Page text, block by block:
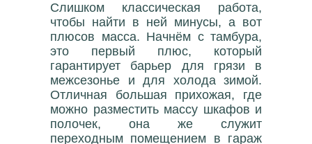
Слишком классическая работа,
чтобы найти в ней минусы, а вот
плюсов масса. Начнём с тамбура,
это первый плюс, который
гарантирует барьер для грязи в
межсезонье и для холода зимой.
Отличная большая прихожая, где
можно разместить массу шкафов и
полочек, она же служит
переходным помещением в гараж